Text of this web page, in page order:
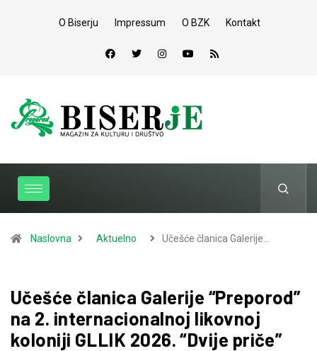
O Biserju Impressum O BZK Kontakt
Naslovna Aktuelno Učešće članica Galerije…
Učešće članica Galerije “Preporod”
na 2. internacionalnoj likovnoj
koloniji GLLIK 2026. “Dvije priče”